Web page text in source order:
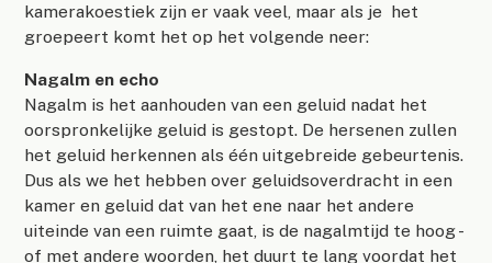
kamerakoestiek zijn er vaak veel, maar als je het
groepeert komt het op het volgende neer:
Nagalm en echo
Nagalm is het aanhouden van een geluid nadat het
oorspronkelijke geluid is gestopt. De hersenen zullen
het geluid herkennen als één uitgebreide gebeurtenis.
Dus als we het hebben over geluidsoverdracht in een
kamer en geluid dat van het ene naar het andere
uiteinde van een ruimte gaat, is de nagalmtijd te hoog -
of met andere woorden, het duurt te lang voordat het